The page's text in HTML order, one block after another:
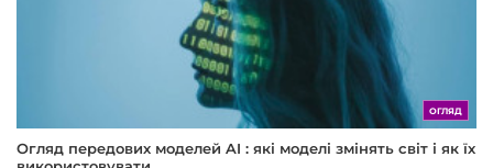
ОГЛЯД
Огляд передових моделей AI : які моделі змінять світ і як їх